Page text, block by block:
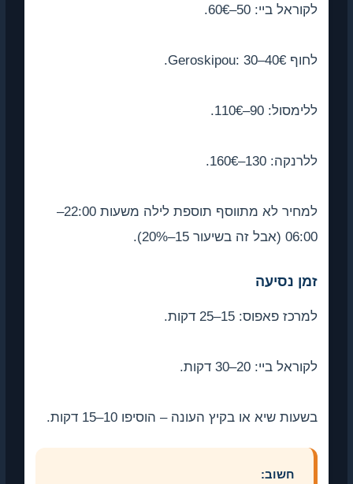
לקוראל ביי: 50–60€.
לחוף Geroskipou: 30–40€.
ללימסול: 90–110€.
ללרנקה: 130–160€.
למחיר לא מתווסף תוספת לילה משעות 22:00–
06:00 (אבל זה בשיעור 15–20%).
זמן נסיעה
למרכז פאפוס: 15–25 דקות.
לקוראל ביי: 20–30 דקות.
בשעות שיא או בקיץ העונה – הוסיפו 10–15 דקות.
חשוב: